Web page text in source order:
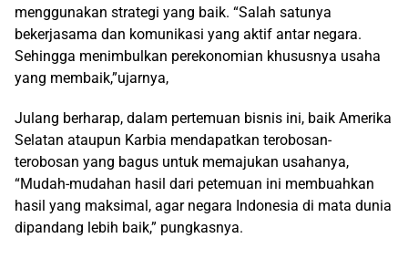
menggunakan strategi yang baik. “Salah satunya
bekerjasama dan komunikasi yang aktif antar negara.
Sehingga menimbulkan perekonomian khususnya usaha
yang membaik,”ujarnya,
Julang berharap, dalam pertemuan bisnis ini, baik Amerika
Selatan ataupun Karbia mendapatkan terobosan-
terobosan yang bagus untuk memajukan usahanya,
“Mudah-mudahan hasil dari petemuan ini membuahkan
hasil yang maksimal, agar negara Indonesia di mata dunia
dipandang lebih baik,” pungkasnya.